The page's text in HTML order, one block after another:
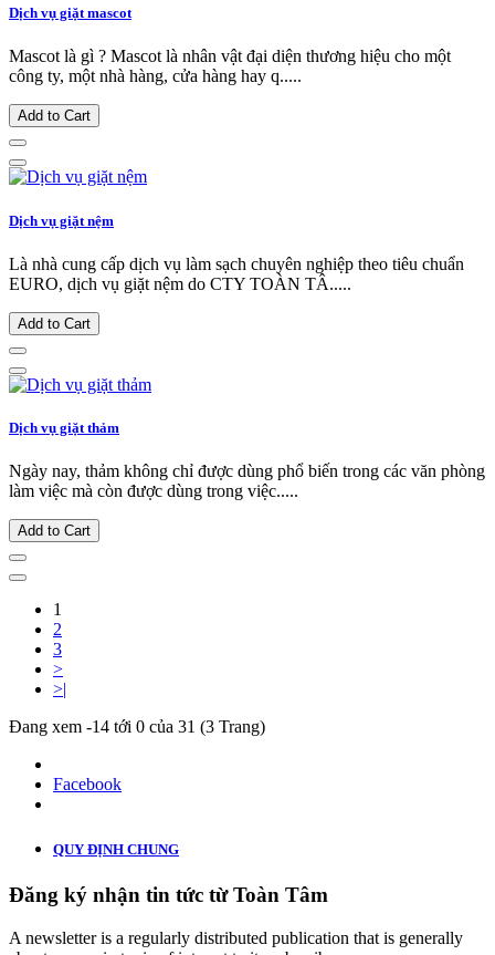
Dịch vụ giặt mascot
Mascot là gì ? Mascot là nhân vật đại diện thương hiệu cho một
công ty, một nhà hàng, cửa hàng hay q.....
Add to Cart
Dịch vụ giặt nệm
Là nhà cung cấp dịch vụ làm sạch chuyên nghiệp theo tiêu chuẩn
EURO, dịch vụ giặt nệm do CTY TOÀN TÂ.....
Add to Cart
Dịch vụ giặt thảm
Ngày nay, thảm không chỉ được dùng phổ biến trong các văn phòng
làm việc mà còn được dùng trong việc.....
Add to Cart
1
2
3
>
>|
Đang xem -14 tới 0 của 31 (3 Trang)
Facebook
QUY ĐỊNH CHUNG
Đăng ký nhận tin tức từ Toàn Tâm
A newsletter is a regularly distributed publication that is generally